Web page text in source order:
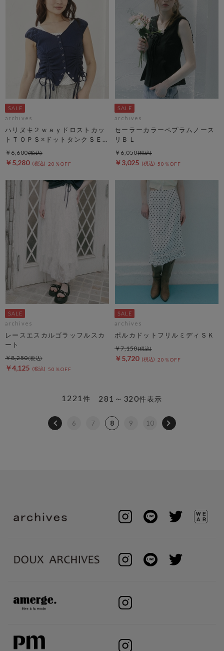
archives
ハリヌキ２ｗａｙドロストカッ
トＴＯＰＳ×ドットタンクＳＥ
Ｔ
￥5,280 20％OFF
￥6,600
archives
セーラーカラーペプラムノース
リＢＬ
￥3,025 50％OFF
￥6,050
archives
レースエスカルゴラッフルスカ
ート
￥4,125 50％OFF
￥8,250
archives
ポルカドットフリルミディＳＫ
￥5,720 20％OFF
￥7,150
281～320件表示
1221 件
6 7 8 9 10